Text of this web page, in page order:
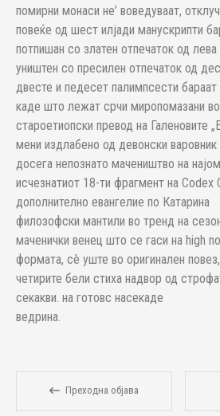
помирни монаси не’ воведуваат,
повеќе од шест илјади манускрипти
потпишан со златен отпечаток од лева
уништен со пресилен отпечаток од
двесте и педесет палимпсести бараат
каде што лежат срчи миропомазани во
староетиопски превод на Галеновите
мени издлабено од девонски
досега непознато мачеништво на
исчезнатиот 18-ти фрагмент на Codex
дополнително евангелие по Катарина
филозофски мантили во тренд на
маченички венец што се гаси на high
формата, сè уште во оригинален
четирите бели стиха надвор од
секакви. на готовс насекаде
ведрина.
Преходна објава